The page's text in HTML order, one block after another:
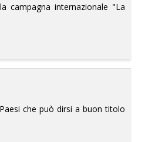
campagna internazionale "La
che può dirsi a buon titolo